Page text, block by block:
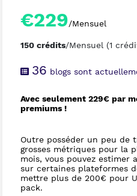
€229/Mensuel
150 crédits/Mensuel (1
36 blogs sont
Avec seulement 229€ par
premiums !
Outre posséder un peu de
grosses métriques pour la
mois, vous pouvez estimer
sur certaines plateformes
mettre plus de 200€ pour
pack.